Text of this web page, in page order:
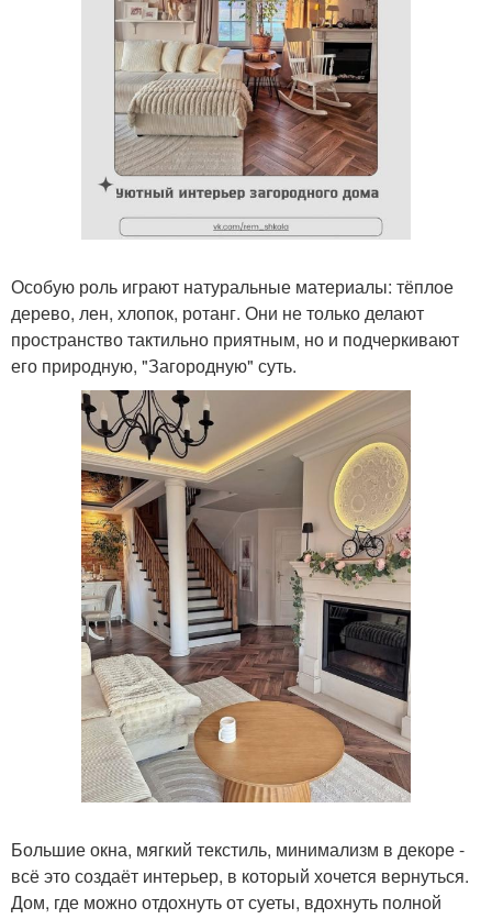
Особую роль играют натуральные материалы: тёплое
дерево, лен, хлопок, ротанг. Они не только делают
пространство тактильно приятным, но и подчеркивают
его природную, "Загородную" суть.
Большие окна, мягкий текстиль, минимализм в декоре -
всё это создаёт интерьер, в который хочется вернуться.
Дом, где можно отдохнуть от суеты, вдохнуть полной